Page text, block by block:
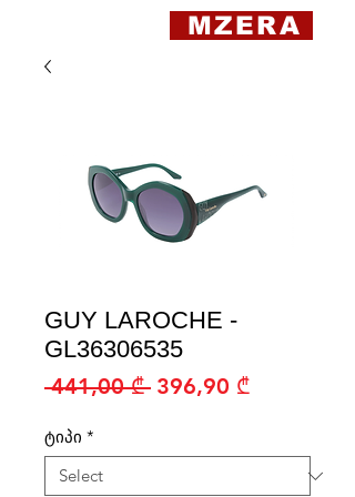
MZERA
GUY LAROCHE -
GL36306535
441,00 ₾ Regular
396,90 ₾Sale
ტიპი *